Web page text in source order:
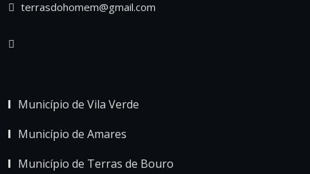
terrasdohomem@gmail.com
Município de Vila Verde
Município de Amares
Município de Terras de Bouro